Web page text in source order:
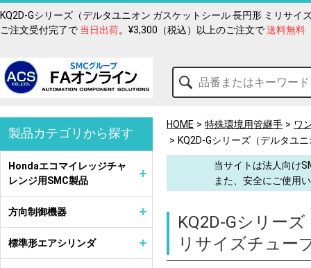
KQ2D-Gシリーズ（デルタユニオン ガスケットシール 長円形 ミリサイ
ご注文受付完了で 当日出荷。¥3,300（税込）以上のご注文で送料無料
HOME 特殊環境用管継手
ワ
KQ2D-Gシリーズ（デルタユ
当サイトは法人向け
また、安全にご使用
KQ2D-Gシリー
リサイズチュー
製品カテゴリから探す
Hondaエコマイレッジチャ
レンジ用SMC製品
方向制御機器
標準形エアシリンダ